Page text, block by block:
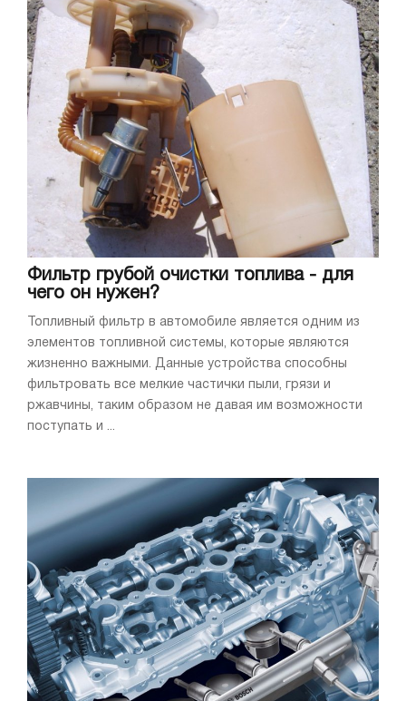
Фильтр грубой очистки топлива - для
чего он нужен?
Топливный фильтр в автомобиле является одним из
элементов топливной системы, которые являются
жизненно важными. Данные устройства способны
фильтровать все мелкие частички пыли, грязи и
ржавчины, таким образом не давая им возможности
поступать и ...